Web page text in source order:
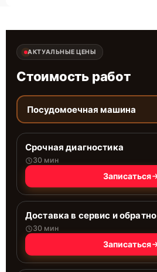
АКТУАЛЬНЫЕ ЦЕНЫ
Стоимость работ
Посудомоечная машина
Срочная диагностика
30 мин
Записаться
Доставка в сервис и обратно
30 мин
Записаться